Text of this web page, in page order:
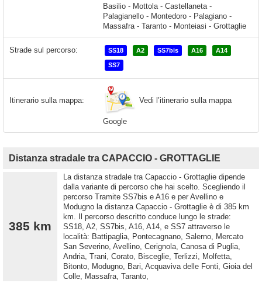
Strade sul percorso: SS18 A2 SS7bis A16 A14
SS7
Itinerario sulla mappa: Vedi l’itinerario sulla mappa
Google
Distanza stradale tra CAPACCIO - GROTTAGLIE
385 km
La distanza stradale tra Capaccio - Grottaglie dipende
dalla variante di percorso che hai scelto. Scegliendo il
percorso Tramite SS7bis e A16 e per Avellino e
Modugno la distanza Capaccio - Grottaglie è di 385 km
km. Il percorso descritto conduce lungo le strade:
SS18, A2, SS7bis, A16, A14, e SS7 attraverso le
località: Battipaglia, Pontecagnano, Salerno, Mercato
San Severino, Avellino, Cerignola, Canosa di Puglia,
Andria, Trani, Corato, Bisceglie, Terlizzi, Molfetta,
Bitonto, Modugno, Bari, Acquaviva delle Fonti, Gioia del
Colle, Massafra, Taranto,